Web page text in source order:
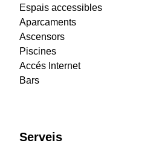
Espais accessibles
Aparcaments
Ascensors
Piscines
Accés Internet
Bars
Serveis